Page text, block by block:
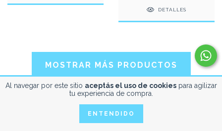
Al navegar por este sitio aceptás el uso de cookiespara agilizar
tu experiencia de compra.
ENTENDIDO
DETALLES
MOSTRAR MÁS PRODUCTOS